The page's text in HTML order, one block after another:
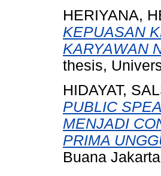
HERIYANA,
KEPUASAN
KARYAWAN
thesis,
HIDAYAT,
PUBLIC
MENJADI
PRIMA
Buana